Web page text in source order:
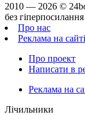
2010 — 2026 ©
без
Про нас
Реклама на сайті
Про проект
Написати в
Реклама на
Лічильники